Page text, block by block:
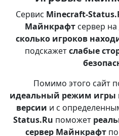
Сервис Minecraft-
Майнкрафтсервер на
сколько игроков
подскажетслабые
Помимо этого сайт
идеальный режим игры
версии и с
Status.Ru поможет
сервер Майнкрафт